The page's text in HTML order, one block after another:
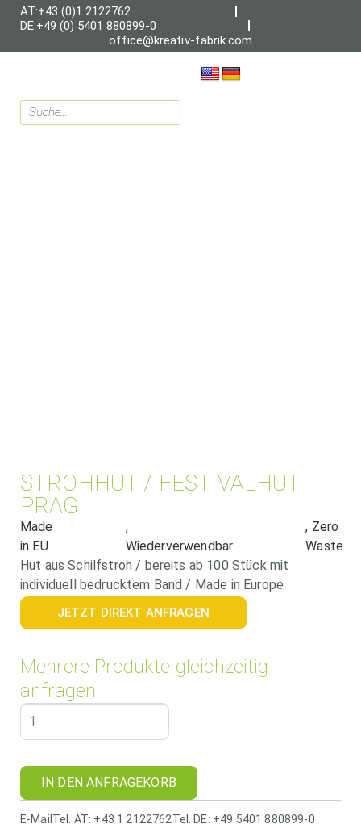
AT:+43 (0)1 2122762
DE:+49 (0) 5401 880899-0
office@kreativ-fabrik.com
STROHHUT / FESTIVALHUT
PRAG
Made
in EU
,
Wiederverwendbar
, Zero
Waste
Hut aus Schilfstroh / bereits ab 100 Stück mit
individuell bedrucktem Band / Made in Europe
JETZT DIREKT ANFRAGEN
Mehrere Produkte gleichzeitig
anfragen:
IN DEN ANFRAGEKORB
E-Mail Tel. AT: +43 1 2122762Tel. DE: +49 5401 880899-0